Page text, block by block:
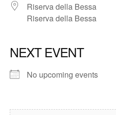
Riserva della Bessa
Riserva della Bessa
NEXT EVENT
No upcoming events